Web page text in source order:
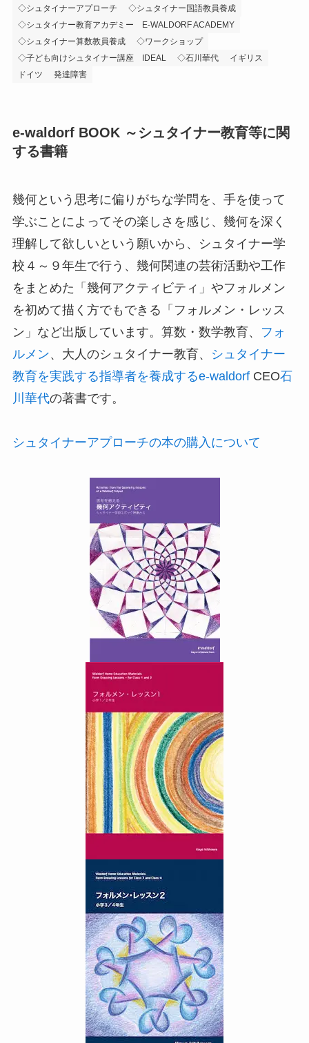
◇シュタイナーアプローチ
◇シュタイナー国語教員養成
◇シュタイナー教育アカデミー E-WALDORF ACADEMY
◇シュタイナー算数教員養成
◇ワークショップ
◇子ども向けシュタイナー講座 IDEAL
◇石川華代
イギリス
ドイツ
発達障害
e-waldorf BOOK ～シュタイナー教育等に関
する書籍
幾何という思考に偏りがちな学問を、手を使って
学ぶことによってその楽しさを感じ、幾何を深く
理解して欲しいという願いから、シュタイナー学
校４～９年生で行う、幾何関連の芸術活動や工作
をまとめた「幾何アクティビティ」やフォルメン
を初めて描く方でもできる「フォルメン・レッス
ン」など出版しています。算数・数学教育、
フォ
ルメン、大人のシュタイナー教育、
シュタイナー
教育を実践する指導者を養成するe-waldorfCEO石
川華代の著書です。
シュタイナーアプローチの本の購入について